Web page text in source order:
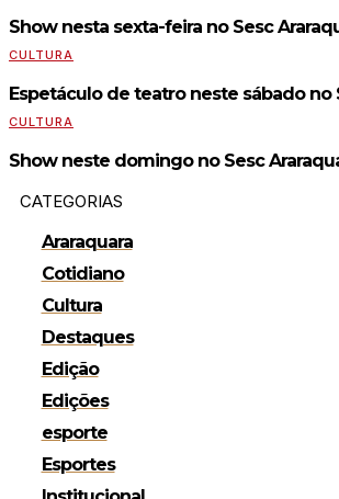
Show nesta sexta-feira no Sesc
CULTURA
Espetáculo de teatro neste sábado no
CULTURA
Show neste domingo no Sesc
CATEGORIAS
Araraquara
Cotidiano
Cultura
Destaques
Edição
Edições
esporte
Esportes